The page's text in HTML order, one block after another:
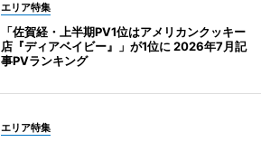
エリア特集
「佐賀経・上半期PV1位はアメリカンクッキー
店『ディアベイビー』」が1位に 2026年7月記
事PVランキング
エリア特集